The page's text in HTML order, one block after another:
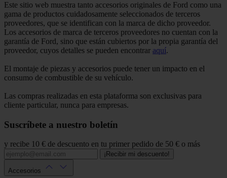
Este sitio web muestra tanto accesorios originales de Ford como una
gama de productos cuidadosamente seleccionados de terceros
proveedores, que se identifican con la marca de dicho proveedor.
Los accesorios de marca de terceros proveedores no cuentan con la
garantía de Ford, sino que están cubiertos por la propia garantía del
proveedor, cuyos detalles se pueden encontrar aquí.
El montaje de piezas y accesorios puede tener un impacto en el
consumo de combustible de su vehículo.
Las compras realizadas en esta plataforma son exclusivas para
cliente particular, nunca para empresas.
Suscríbete a nuestro boletín
y recibe 10 € de descuento en tu primer pedido de 50 € o más
¡Recibir mi descuento!
Accesorios